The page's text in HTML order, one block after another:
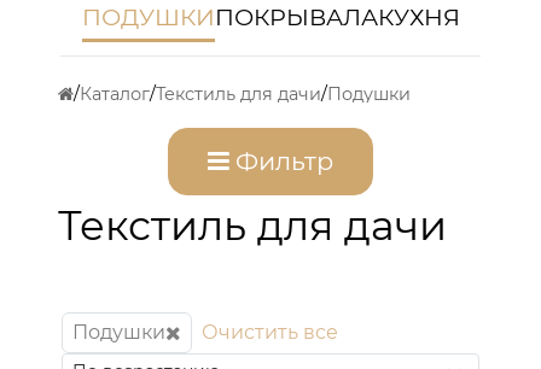
ПОДУШКИПОКРЫВАЛАКУХНЯ
Каталог Текстиль для дачи Подушки
Фильтр
Текстиль для дачи
Подушки Очистить все